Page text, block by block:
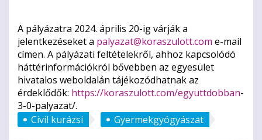
A pályázatra 2024. április 20-ig várják a
jelentkezéseket a palyazat@koraszulott.com e-mail
címen. A pályázati feltételekről, ahhoz kapcsolódó
háttérinformációkról bővebben az egyesület
hivatalos weboldalán tájékozódhatnak az
érdeklődők: https://koraszulott.com/egyuttdobban-
3-0-palyazat/.
Civil kurázsi
Gyermekgyógyászat